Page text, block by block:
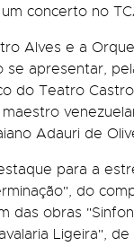
concerto no
Alves e a
se apresentar,
do Teatro
Adauri de
para a
do
das obras
Ligeira",